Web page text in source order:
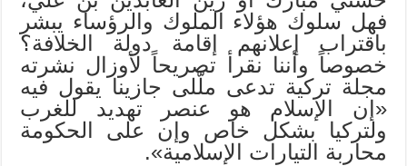
فهل سلوك هؤلاء الملوك والرؤساء يبشر
باقتراب إعلانهم إقامة دولة الخلافة؟
خصوصاً وأننا نقرأ تصريحاً لأوزال نشرته
مجلة تركية تدعى ملّلى جازينا يقول فيه
«إن الإسلام هو عنصر تهديد للغرب
ولتركيا بشكل خاص وإن على الحكومة
محاربة التيارات الإسلامية».